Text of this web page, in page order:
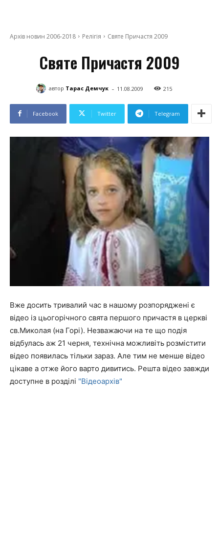
Архів новин 2006-2018 Релігія Святе Причастя 2009
Святе Причастя 2009
автор Тарас Демчук - 11.08.2009 215
Facebook Twitter Telegram
Вже досить тривалий час в нашому розпоряджені є
відео із цьогорічного свята першого причастя в церкві
св.Миколая (на Горі). Незважаючи на те що подія
відбулась аж 21 черня, технічна можливіть розмістити
відео появилась тільки зараз. Але тим не менше відео
цікаве а отже його варто дивитись. Решта відео завжди
доступне в розділі "Відеоархів"